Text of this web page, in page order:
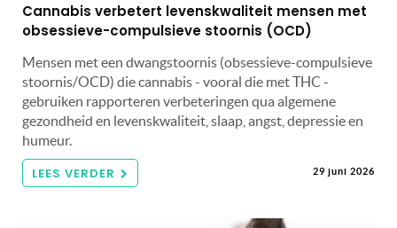
Cannabis verbetert levenskwaliteit mensen met
obsessieve-compulsieve stoornis (OCD)
Mensen met een dwangstoornis (obsessieve-compulsieve
stoornis/OCD) die cannabis - vooral die met THC -
gebruiken rapporteren verbeteringen qua algemene
gezondheid en levenskwaliteit, slaap, angst, depressie en
humeur.
LEES VERDER 29 juni 2026